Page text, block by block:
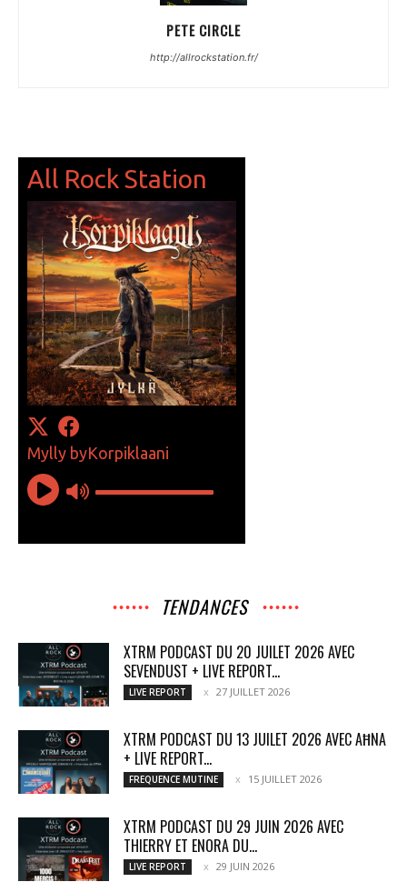
PETE CIRCLE
http://allrockstation.fr/
TENDANCES
XTRM PODCAST DU 20 JUILET 2026 AVEC
SEVENDUST + LIVE REPORT...
LIVE REPORT 27 JUILLET 2026
XTRM PODCAST DU 13 JUILET 2026 AVEC AĦNA
+ LIVE REPORT...
FREQUENCE MUTINE 15 JUILLET 2026
XTRM PODCAST DU 29 JUIN 2026 AVEC
THIERRY ET ENORA DU...
LIVE REPORT 29 JUIN 2026